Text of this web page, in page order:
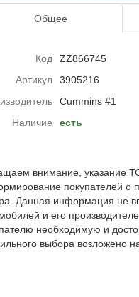
Общее
Код
ZZ866745
Артикул
3905216
Cummins #1
Наличие
есть
внимание, указание
покупателей о
Данная информация не
и его
необходимую и
выбора возложено